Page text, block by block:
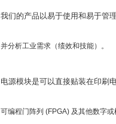
我们的产品以易于使用和易于管
并分析工业需求（绩效和技能）。
电源模块是可以直接贴装在印刷
可编程门阵列 (FPGA) 及其他数字